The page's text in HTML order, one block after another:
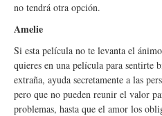
no tendrá otra opción.
Amelie
Si esta película no te levanta el
quieres en una película para sentirte
extraña, ayuda secretamente a las
pero que no pueden reunir el valor
problemas, hasta que el amor los